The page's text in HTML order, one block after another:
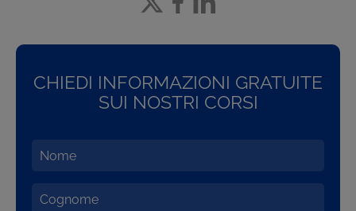
CHIEDI INFORMAZIONI GRATUITE
SUI NOSTRI CORSI